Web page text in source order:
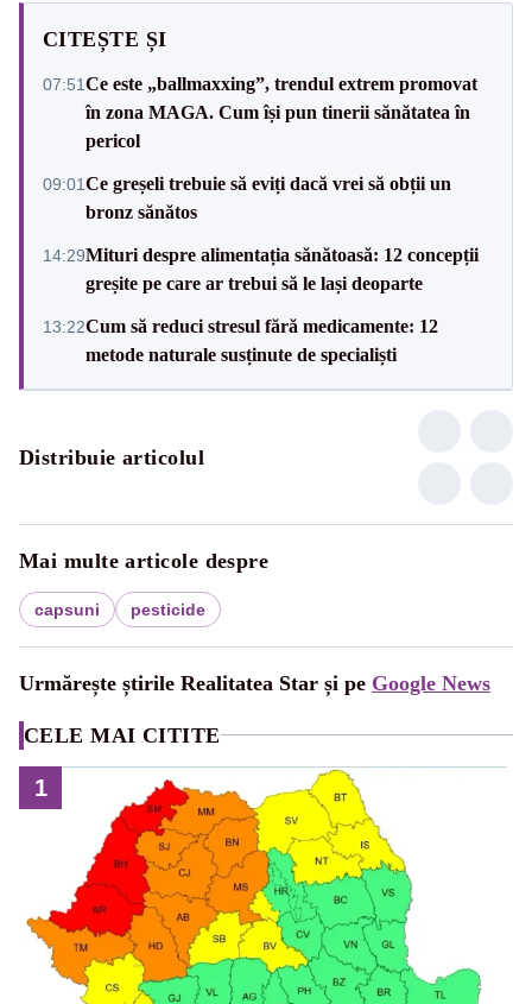
CITEȘTE ȘI
07:51Ce este „ballmaxxing”, trendul extrem promovat
în zona MAGA. Cum își pun tinerii sănătatea în
pericol
09:01Ce greșeli trebuie să eviți dacă vrei să obții un
bronz sănătos
14:29Mituri despre alimentația sănătoasă: 12 concepții
greșite pe care ar trebui să le lași deoparte
13:22Cum să reduci stresul fără medicamente: 12
metode naturale susținute de specialiști
Distribuie articolul
Mai multe articole despre
capsuni pesticide
Urmărește știrile Realitatea Star și pe Google News
CELE MAI CITITE
1